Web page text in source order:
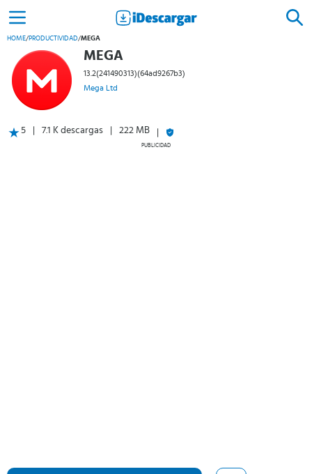
HOME/PRODUCTIVIDAD/MEGA
MEGA
13.2(241490313)(64ad9267b3)
Mega Ltd
5 7.1 K descargas 222 MB
PUBLICIDAD